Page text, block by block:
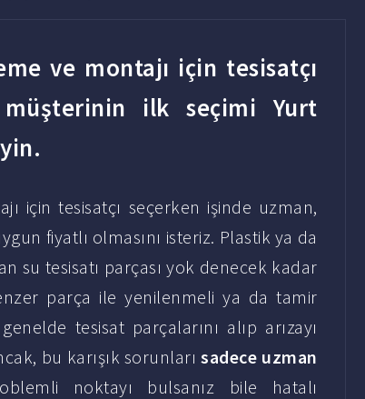
ve montajı için tesisatçı
nin ilk seçimi Yurt
için tesisatçı seçerken işinde uzman,
fiyatlı olmasını isteriz. Plastik ya da
su tesisatı parçası yok denecek kadar
parça ile yenilenmeli ya da tamir
tesisat parçalarını alıp arızayı
bu karışık sorunlarısadece uzman
noktayı bulsanız bile hatalı